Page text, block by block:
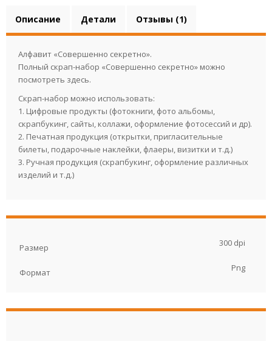
Описание Детали Отзывы (1)
Алфавит «Совершенно секретно».
Полный скрап-набор «Совершенно секретно» можно
посмотреть здесь.
Скрап-набор можно использовать:
1. Цифровые продукты (фотокниги, фото альбомы,
скрапбукинг, сайты, коллажи, оформление фотосессий и др).
2. Печатная продукция (открытки, пригласительные
билеты, подарочные наклейки, флаеры, визитки и т.д.)
3. Ручная продукция (скрапбукинг, оформление различных
изделий и т.д.)
Размер 300 dpi
Формат Png